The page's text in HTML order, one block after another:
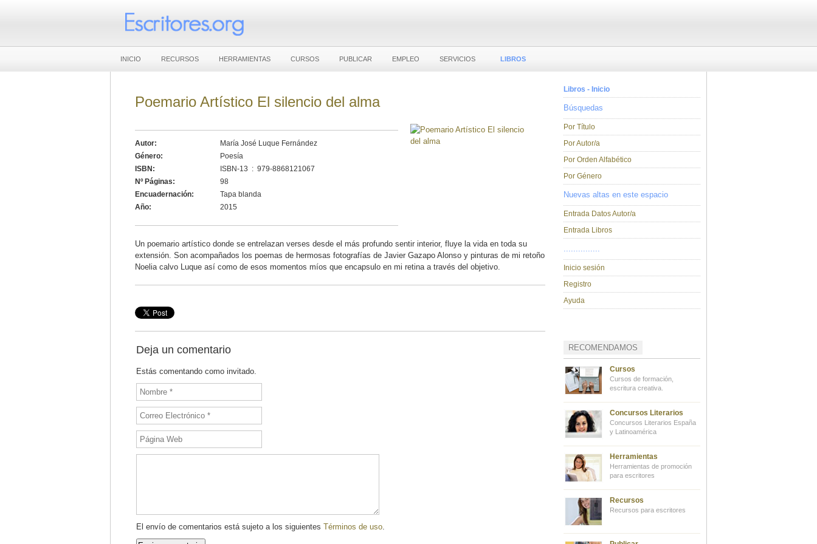
INICIO RECURSOS HERRAMIENTAS CURSOS PUBLICAR EMPLEO SERVICIOS LIBROS
Poemario Artístico El silencio del alma
Autor:
María José Luque Fernández
Género:
Poesía
ISBN:
ISBN-13 ‏ : ‎ 979-8868121067
Nº Páginas:
98
Encuadernación:
Tapa blanda
Año:
2015
Un poemario artístico donde se entrelazan verses desde el más profundo sentir interior, fluye la vida en toda su
extensión. Son acompañados los poemas de hermosas fotografías de Javier Gazapo Alonso y pinturas de mi retoño
Noelia calvo Luque así como de esos momentos míos que encapsulo en mi retina a través del objetivo.
Deja un comentario
Estás comentando como invitado.
El envío de comentarios está sujeto a los siguientes Términos de uso.
Libros - Inicio
Búsquedas
Por Título
Por Autor/a
Por Orden Alfabético
Por Género
Nuevas altas en este espacio
Entrada Datos Autor/a
Entrada Libros
...............
Inicio sesión
Registro
Ayuda
RECOMENDAMOS
Cursos
Cursos de formación,
escritura creativa.
Concursos Literarios
Concursos Literarios España
y Latinoamérica
Herramientas
Herramientas de promoción
para escritores
Recursos
Recursos para escritores